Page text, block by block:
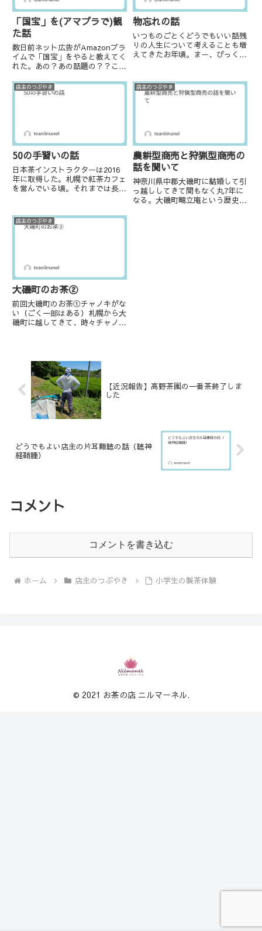
「国宝」を(アマプラで)観
た話
数日前ネット広告がAmazonプラ
イムで「国宝」をやると教えてく
れた。あの？あの話題の？？こん
員で良かったー！実は今もまだ他
の方の感想とか何も見ていない。
物忘れの話
いつものごとくどうでもいい話残
りの人生について考えることも増
えてきたお年頃。まー、びっくり
がね…」をやり始めたんだが、
「ソレ」を買いに行って「ソレ以
外」を買って帰ってくるとか、夫
店主のつぶやき
50の手習いの話
日本茶インストラクターは2016
年に取得した。札幌で紅茶カフェ
を営んでいる頃。それまでは長ら
茶インストラクターを取得してか
らになる。というのも、私の家は
店主のつぶやき
農耕型商売と狩猟型商売の
話を聞いて
神奈川県中郡大磯町に結婚して引
っ越ししてきて間もなく丸7年に
なる。大磯町鴫立庵という歴史あ
店主のつぶやき
大磯町のお茶②
前回大磯町のお茶①チャノキがな
い（ごく一部はある）札幌から大
磯町に越してきて、時々チャノキ
くなった。茶処では面白くもなん
でもない風景だろうが、チャノキ
【近況報告】髙野茶園の一番茶終了しま
した
どうでもよい店主の片耳難聴の話（聴神
経鞘腫）
コメント
コメントを書き込む
ホーム 店主のつぶやき 小学生の製茶体験
© 2021 お茶の店 ニルマーネル.